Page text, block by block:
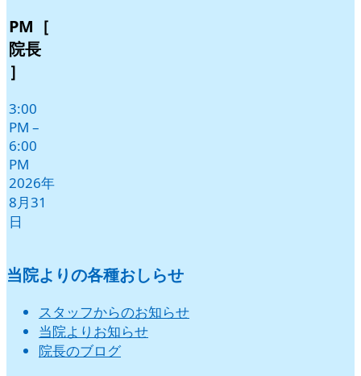
PM［
院長
］
3:00
PM –
6:00
PM
2026年
8月31
日
当院よりの各種おしらせ
スタッフからのお知らせ
当院よりお知らせ
院長のブログ